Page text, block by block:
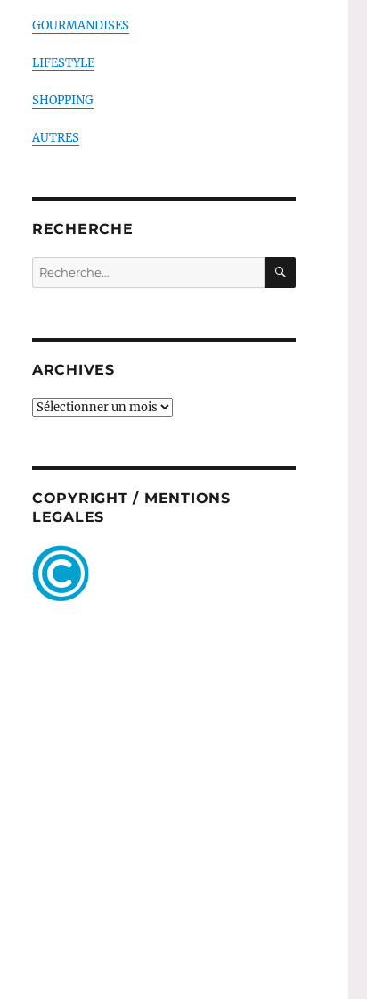
GOURMANDISES
LIFESTYLE
SHOPPING
AUTRES
RECHERCHE
Recherche
pour :
ARCHIVES
ARCHIVES
COPYRIGHT / MENTIONS
LEGALES